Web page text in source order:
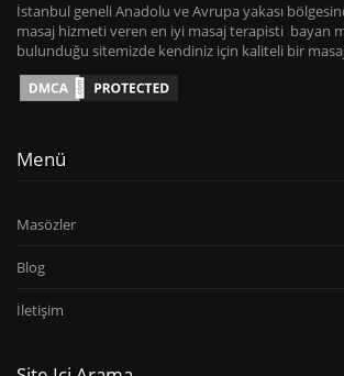
İstanbul geneli Anadolu ve Avrupa yakası
masaj hizmeti veren en iyi masaj terapisti bayan
bulunduğu sitemizde kendiniz için kaliteli bir
Menü
Masözler
Blog
İletişim